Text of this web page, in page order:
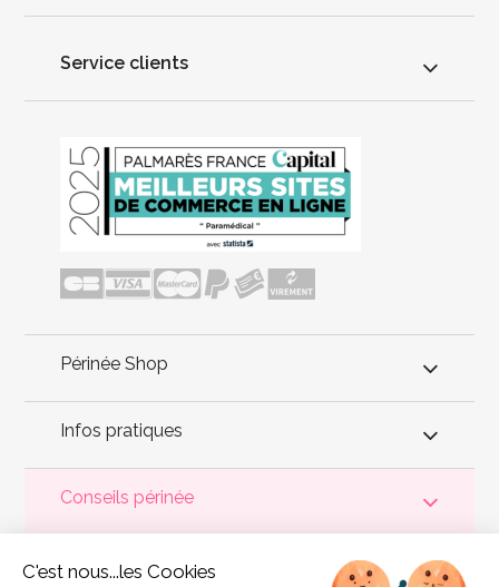
Service clients
Périnée Shop
Infos pratiques
Conseils périnée
de muscler et de rééduquer le plancher pelvienpour éviter les
C'est nous...les Cookies